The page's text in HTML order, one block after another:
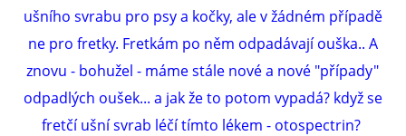
JAK FRETKA BYDLÍ
CESTOVÁNÍ S FRETKOU
ušního svrabu pro psy a kočky, ale v žádném případě
ne pro fretky. Fretkám po něm odpadávají ouška.. A
znovu - bohužel - máme stále nové a nové "případy"
odpadlých oušek... a jak že to potom vypadá? když se
fretčí ušní svrab léčí tímto lékem - otospectrin?